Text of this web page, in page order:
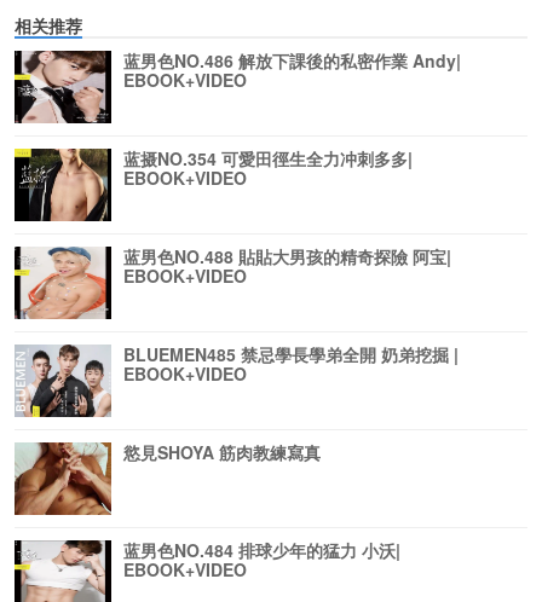
相关推荐
蓝男色NO.486 解放下課後的私密作業 Andy|
EBOOK+VIDEO
蓝摄NO.354 可愛田徑生全力冲刺多多|
EBOOK+VIDEO
蓝男色NO.488 貼貼大男孩的精奇探險 阿宝|
EBOOK+VIDEO
BLUEMEN485 禁忌學長學弟全開 奶弟挖掘 |
EBOOK+VIDEO
慾見SHOYA 筋肉教練寫真
蓝男色NO.484 排球少年的猛力 小沃|
EBOOK+VIDEO